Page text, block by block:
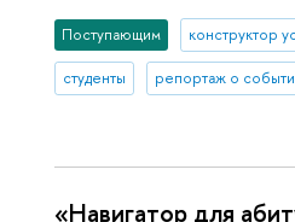
Поступающим конструктор
студенты репортаж о
«Навигатор для